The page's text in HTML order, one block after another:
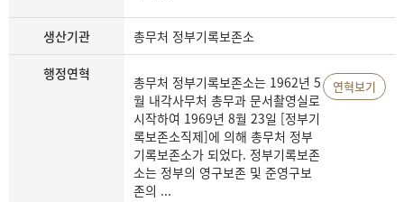
생산기관 총무처 정부기록보존소
행정연혁
총무처 정부기록보존소는 1962년 5
월 내각사무처 총무과 문서촬영실로
시작하여 1969년 8월 23일 [정부기
록보존소직제]에 의해 총무처 정부
기록보존소가 되었다. 정부기록보존
소는 정부의 영구보존 및 준영구보
존의 ...
연혁보기